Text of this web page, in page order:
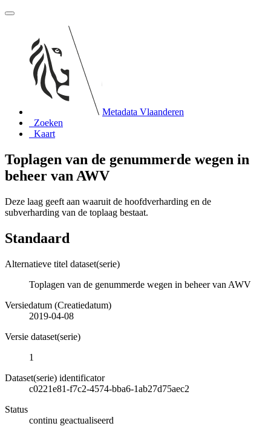
Metadata Vlaanderen
Zoeken
Kaart
Toplagen van de genummerde wegen in
beheer van AWV
Deze laag geeft aan waaruit de hoofdverharding en de
subverharding van de toplaag bestaat.
Standaard
Alternatieve titel dataset(serie)
Toplagen van de genummerde wegen in beheer van AWV
Versiedatum (Creatiedatum)
2019-04-08
Versie dataset(serie)
1
Dataset(serie) identificator
c0221e81-f7c2-4574-bba6-1ab27d75aec2
Status
continu geactualiseerd